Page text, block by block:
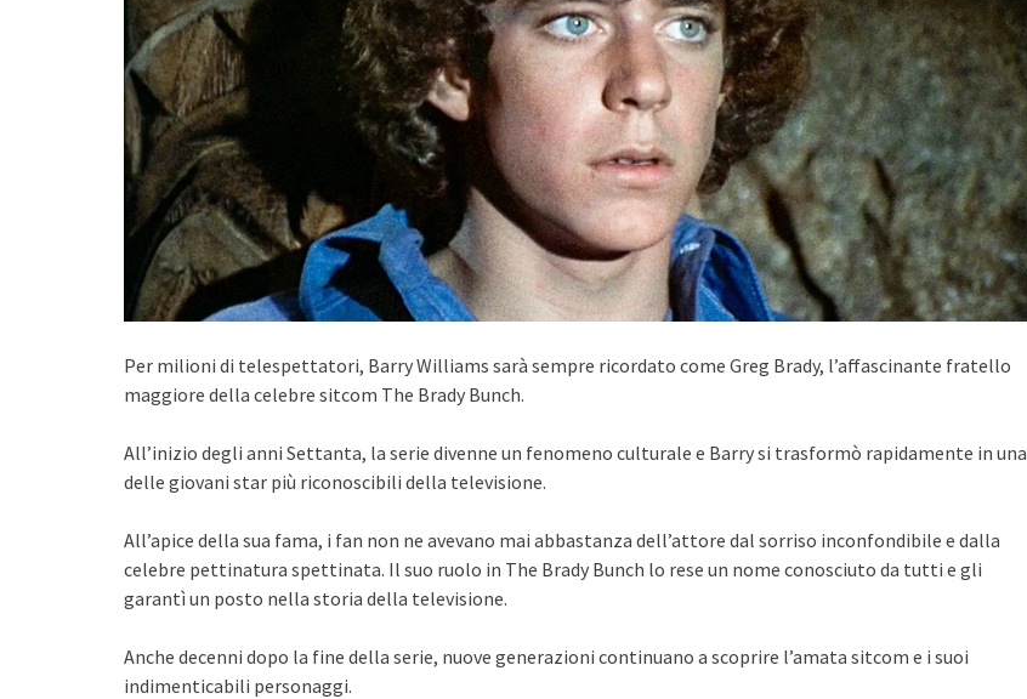
Per milioni di telespettatori, Barry Williams sarà sempre ricordato come Greg Brady, l’affascinante fratello
maggiore della celebre sitcom The Brady Bunch.
All’inizio degli anni Settanta, la serie divenne un fenomeno culturale e Barry si trasformò rapidamente in una
delle giovani star più riconoscibili della televisione.
All’apice della sua fama, i fan non ne avevano mai abbastanza dell’attore dal sorriso inconfondibile e dalla
celebre pettinatura spettinata. Il suo ruolo in The Brady Bunch lo rese un nome conosciuto da tutti e gli
garantì un posto nella storia della televisione.
Anche decenni dopo la fine della serie, nuove generazioni continuano a scoprire l’amata sitcom e i suoi
indimenticabili personaggi.